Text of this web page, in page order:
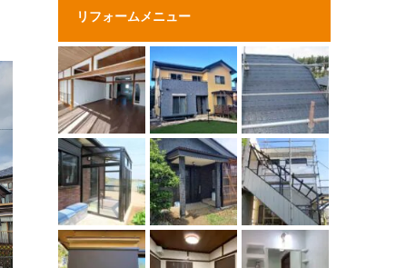
リフォームメニュー